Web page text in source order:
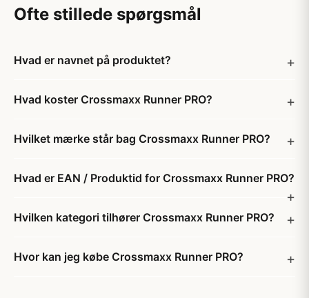
Ofte stillede spørgsmål
Hvad er navnet på produktet?
Hvad koster Crossmaxx Runner PRO?
Hvilket mærke står bag Crossmaxx Runner PRO?
Hvad er EAN / Produktid for Crossmaxx Runner PRO?
Hvilken kategori tilhører Crossmaxx Runner PRO?
Hvor kan jeg købe Crossmaxx Runner PRO?